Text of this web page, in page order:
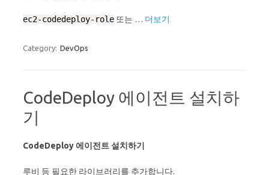
ec2-codedeploy-role 또는 … 더보기
Category: DevOps
CodeDeploy 에이전트 설치하
기
CodeDeploy 에이전트 설치하기
루비 등 필요한 라이브러리를 추가합니다.